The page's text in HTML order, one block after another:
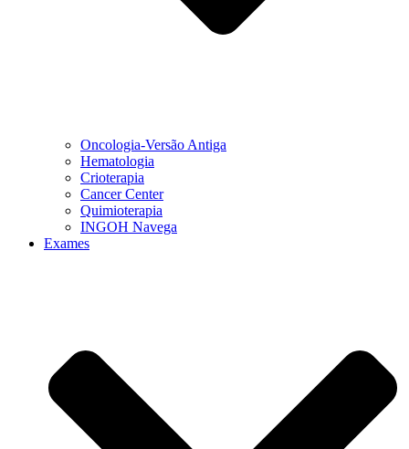
Oncologia-Versão Antiga
Hematologia
Crioterapia
Cancer Center
Quimioterapia
INGOH Navega
Exames